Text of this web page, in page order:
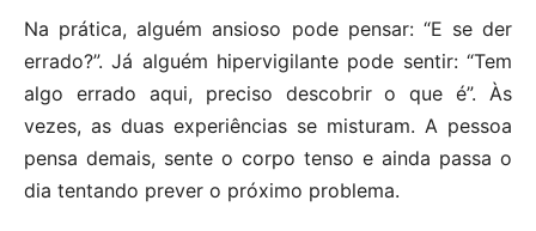
Na prática, alguém ansioso pode pensar: “E se der
errado?”. Já alguém hipervigilante pode sentir: “Tem
algo errado aqui, preciso descobrir o que é”. Às
vezes, as duas experiências se misturam. A pessoa
pensa demais, sente o corpo tenso e ainda passa o
dia tentando prever o próximo problema.